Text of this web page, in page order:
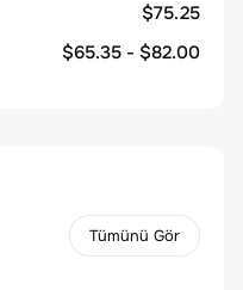
$75.25
$65.35 - $82.00
Tümünü Gör